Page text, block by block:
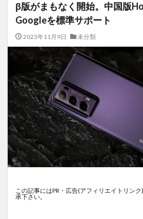
β版がまもなく開始。中国版
Googleを標準サポート
2023年11月9日 未分類
この記事にはPR・広告(アフィリエイトリン
承下さい。